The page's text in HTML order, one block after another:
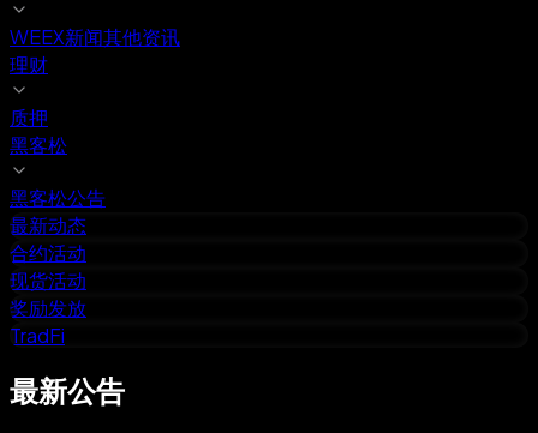
WEEX新闻其他资讯
理财
质押
黑客松
黑客松公告
最新动态
合约活动
现货活动
奖励发放
TradFi
最新公告